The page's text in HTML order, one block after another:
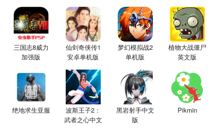
三国志8威力
加强版
仙剑奇侠传1
安卓单机版
梦幻模拟战2
单机版
植物大战僵尸
英文版
绝地求生亚服
波斯王子2：
武者之心中文
黑岩射手中文
版
Pikmin